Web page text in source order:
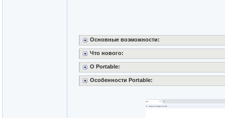
Основные возможности:
Что нового:
О Portable:
Особенности Portable: